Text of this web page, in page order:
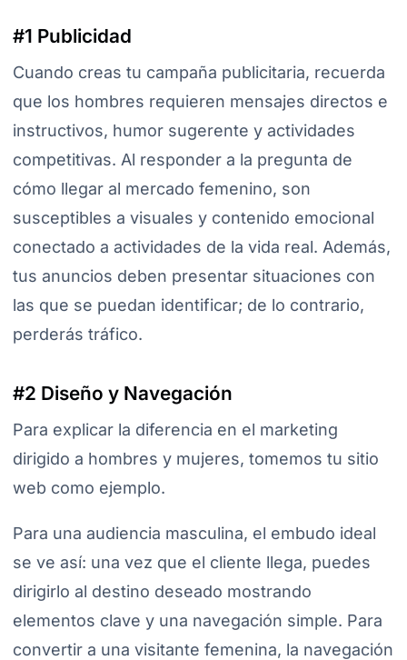
#1 Publicidad
Cuando creas tu campaña publicitaria, recuerda
que los hombres requieren mensajes directos e
instructivos, humor sugerente y actividades
competitivas. Al responder a la pregunta de
cómo llegar al mercado femenino, son
susceptibles a visuales y contenido emocional
conectado a actividades de la vida real. Además,
tus anuncios deben presentar situaciones con
las que se puedan identificar; de lo contrario,
perderás tráfico.
#2 Diseño y Navegación
Para explicar la diferencia en el marketing
dirigido a hombres y mujeres, tomemos tu sitio
web como ejemplo.
Para una audiencia masculina, el embudo ideal
se ve así: una vez que el cliente llega, puedes
dirigirlo al destino deseado mostrando
elementos clave y una navegación simple. Para
convertir a una visitante femenina, la navegación